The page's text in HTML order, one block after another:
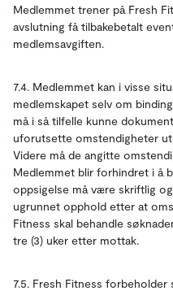
Medlemmet trener på Fresh
avslutning få tilbakebetalt
medlemsavgiften.
7.4. Medlemmet kan i visse
medlemskapet selv om
må i så tilfelle kunne
uforutsette omstendigheter
Videre må de angitte
Medlemmet blir forhindret i å
oppsigelse må være skriftlig
ugrunnet opphold etter at
Fitness skal behandle
tre (3) uker etter mottak.
7.5. Fresh Fitness